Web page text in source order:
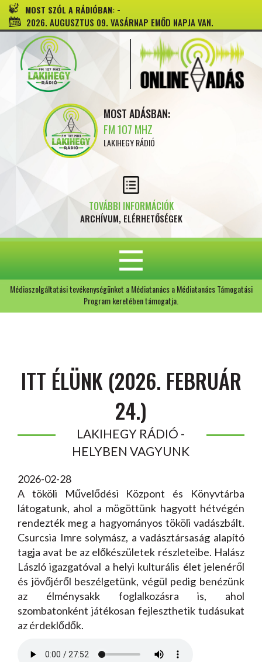
MOST SZÓL A RÁDIÓBAN: -
2026. AUGUSZTUS 09. VASÁRNAP EMŐD NAPJA VAN.
MOST ADÁSBAN:
FM 107 MHZ
LAKIHEGY RÁDIÓ
TOVÁBBI INFORMÁCIÓK
ARCHÍVUM, ELÉRHETŐSÉGEK
Médiaszolgáltatási tevékenységünket a Médiatanács a Médiatanács Támogatási
Program keretében támogatja.
ITT ÉLÜNK (2026. FEBRUÁR
24.)
LAKIHEGY RÁDIÓ -
HELYBEN VAGYUNK
2026-02-28
A tököli Művelődési Központ és Könyvtárba
látogatunk, ahol a mögöttünk hagyott hétvégén
rendezték meg a hagyományos tököli vadászbált.
Csurcsia Imre solymász, a vadásztársaság alapító
tagja avat be az előkészületek részleteibe. Halász
László igazgatóval a helyi kulturális élet jelenéről
és jövőjéről beszélgetünk, végül pedig benézünk
az élménysakk foglalkozásra is, ahol
szombatonként játékosan fejleszthetik tudásukat
az érdeklődők.